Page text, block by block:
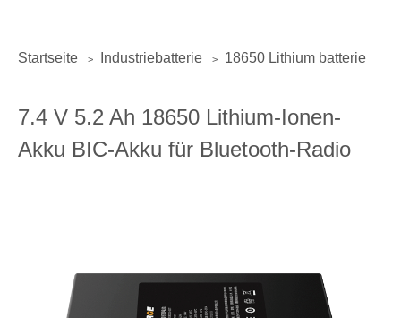
Startseite > Industriebatterie > 18650 Lithium batterie
7.4 V 5.2 Ah 18650 Lithium-Ionen-
Akku BIC-Akku für Bluetooth-Radio